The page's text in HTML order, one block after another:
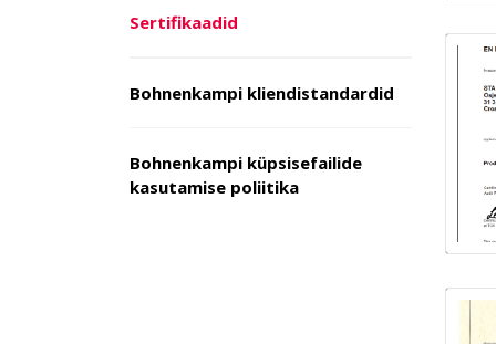
Sertifikaadid
Bohnenkampi kliendistandardid
Bohnenkampi küpsisefailide
kasutamise poliitika